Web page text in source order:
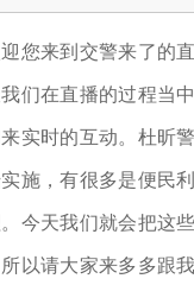
您来到交警来了的
们在直播的过程当
实时的互动。杜昕
施，有很多是便民
今天我们就会把这
以请大家来多多跟